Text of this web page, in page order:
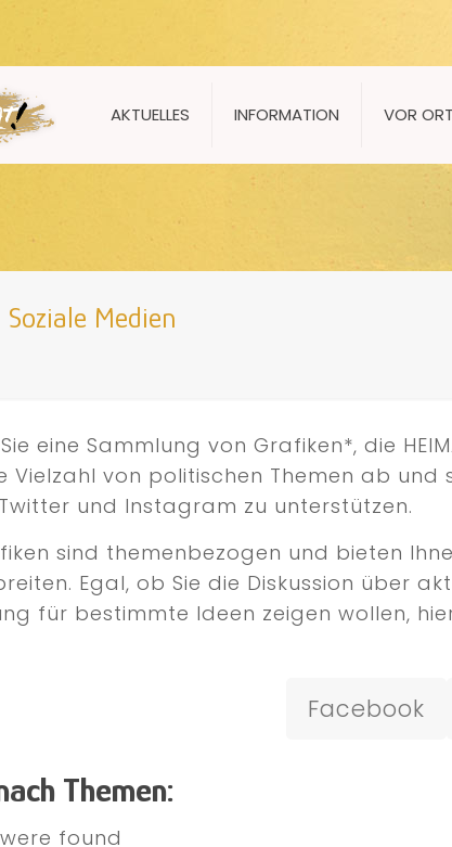
AKTUELLES INFORMATION VOR ORT
Medien
eine Sammlung von Grafiken*, die
Vielzahl von politischen Themen ab
und Instagram zu unterstützen.
sind themenbezogen und bieten
Egal, ob Sie die Diskussion über
für bestimmte Ideen zeigen wollen,
Facebook
Themen:
found